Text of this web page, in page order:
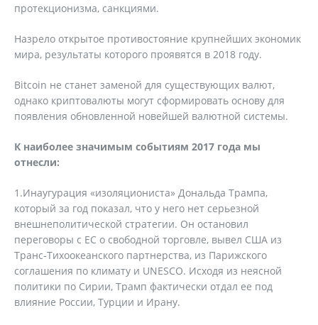
протекционизма, санкциями.
Назрело открытое противостояние крупнейших экономик
мира, результаты которого проявятся в 2018 году.
Bitcoin не станет заменой для существующих валют,
однако криптовалюты могут сформировать основу для
появления обновленной новейшей валютной системы.
К наиболее значимым событиям 2017 года мы
отнесли:
1.Инаугурация «изоляциониста» Дональда Трампа,
который за год показал, что у него нет серьезной
внешнеполитической стратегии. Он остановил
переговоры с ЕС о свободной торговле, вывел США из
Транс-Тихоокеанского партнерства, из Парижского
соглашения по климату и UNESCO. Исходя из неясной
политики по Сирии, Трамп фактически отдал ее под
влияние России, Турции и Ирану.